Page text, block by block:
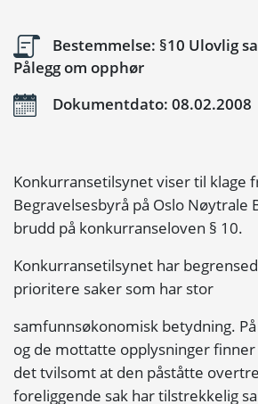
Bestemmelse: §10 Ulovlig
Pålegg om opphør
Dokumentdato: 08.02.2008
Konkurransetilsynet viser til klage
Begravelsesbyrå på Oslo Nøytrale
brudd på konkurranseloven § 10.
Konkurransetilsynet har
prioritere saker som har stor
samfunnsøkonomisk betydning.
og de mottatte opplysninger
det tvilsomt at den påståtte
foreliggende sak har tilstrekkelig